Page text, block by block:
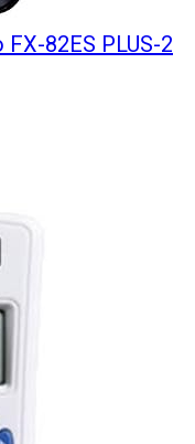
82ES PLUS-2